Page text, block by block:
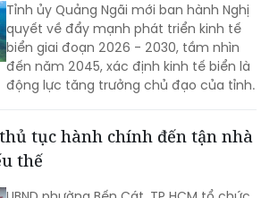
Tỉnh ủy Quảng Ngãi mới ban hành Nghị
quyết về đẩy mạnh phát triển kinh tế
biển giai đoạn 2026 - 2030, tầm nhìn
đến năm 2045, xác định kinh tế biển là
động lực tăng trưởng chủ đạo của tỉnh.
tục hành chính đến tận nhà
thế